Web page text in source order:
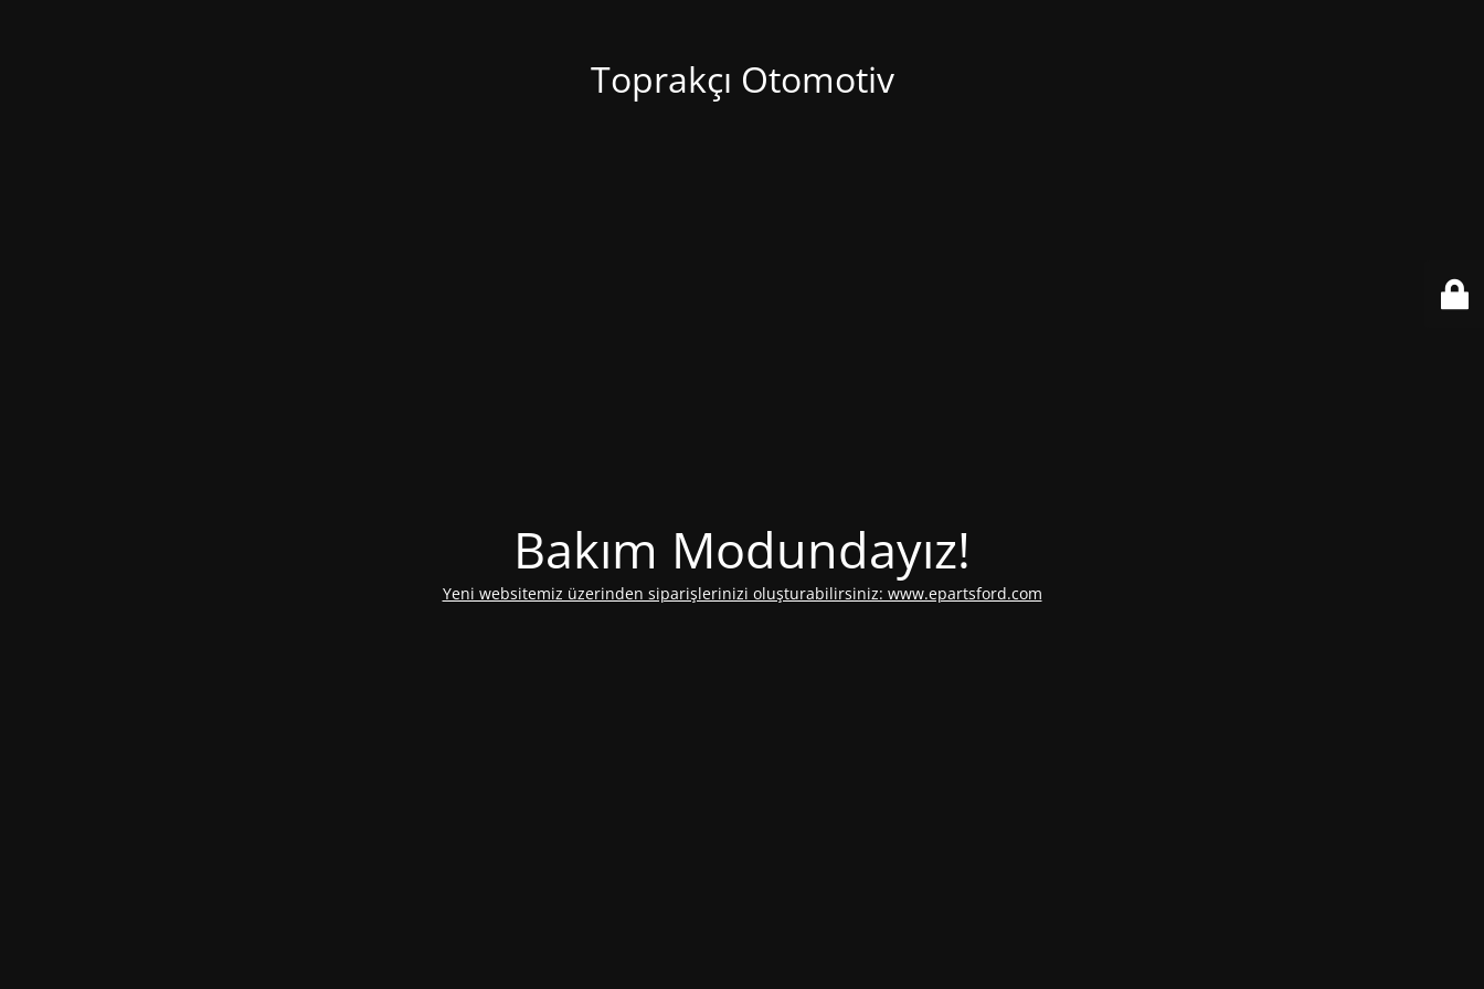
Toprakçı Otomotiv
Bakım Modundayız!
Yeni websitemiz üzerinden siparişlerinizi oluşturabilirsiniz: www.epartsford.com